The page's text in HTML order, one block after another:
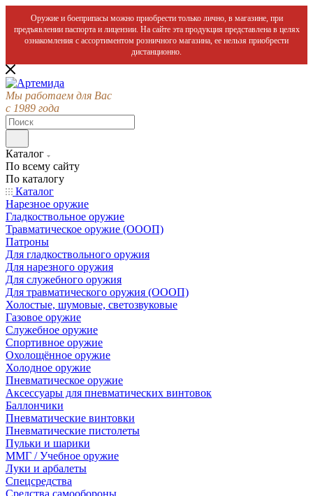
Оружие и боеприпасы можно приобрести только лично, в магазине, при
предъявлении паспорта и лицензии. На сайте эта продукция представлена в целях
ознакомления с ассортиментом розничного магазина, ее нельзя приобрести
дистанционно.
Мы работаем для Вас
с 1989 года
Каталог
По всему сайту
По каталогу
Каталог
Нарезное оружие
Гладкоствольное оружие
Травматическое оружие (ОООП)
Патроны
Для гладкоствольного оружия
Для нарезного оружия
Для служебного оружия
Для травматического оружия (ОООП)
Холостые, шумовые, светозвуковые
Газовое оружие
Служебное оружие
Спортивное оружие
Охолощённое оружие
Холодное оружие
Пневматическое оружие
Аксессуары для пневматических винтовок
Баллончики
Пневматические винтовки
Пневматические пистолеты
Пульки и шарики
ММГ / Учебное оружие
Луки и арбалеты
Спецсредства
Средства самообороны